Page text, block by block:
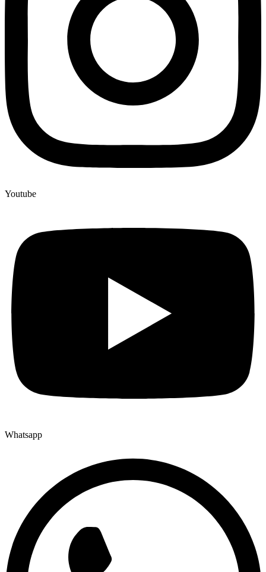
Youtube
Whatsapp